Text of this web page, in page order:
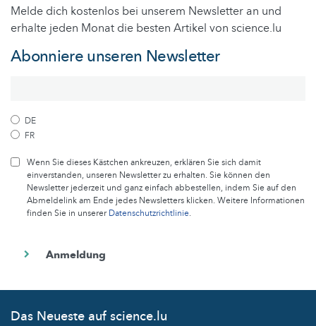
Melde dich kostenlos bei unserem Newsletter an und
erhalte jeden Monat die besten Artikel von science.lu
Abonniere unseren Newsletter
DE
FR
Wenn Sie dieses Kästchen ankreuzen, erklären Sie sich damit
einverstanden, unseren Newsletter zu erhalten. Sie können den
Newsletter jederzeit und ganz einfach abbestellen, indem Sie auf den
Abmeldelink am Ende jedes Newsletters klicken. Weitere Informationen
finden Sie in unsererDatenschutzrichtlinie.
Das Neueste auf science.lu